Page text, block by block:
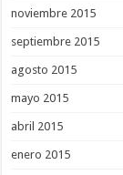
noviembre 2015
septiembre 2015
agosto 2015
mayo 2015
abril 2015
enero 2015